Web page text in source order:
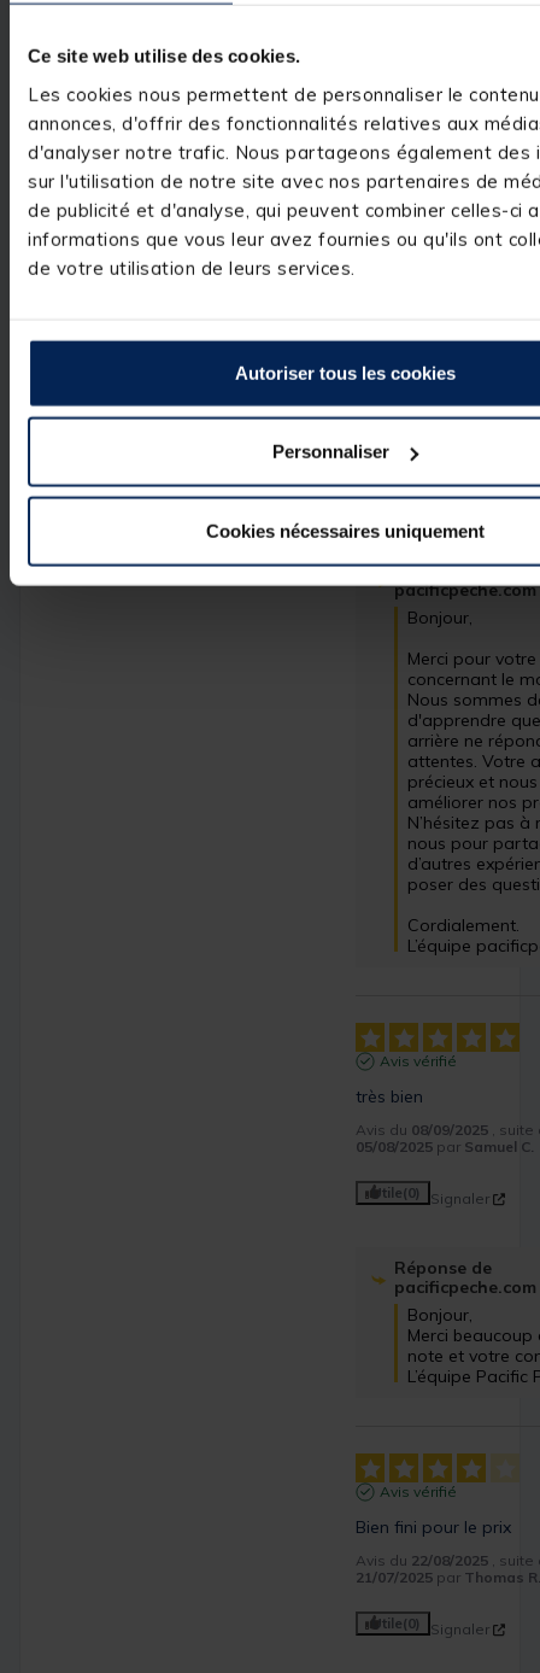
Ce site web utilise des cookies.
Les cookies nous permettent de personnaliser le
annonces, d'offrir des fonctionnalités relatives aux
d'analyser notre trafic. Nous partageons également des
sur l'utilisation de notre site avec nos partenaires de
de publicité et d'analyse, qui peuvent combiner celles-ci
informations que vous leur avez fournies ou qu'ils ont
de votre utilisation de leurs services.
Autoriser tous les cookies
Personnaliser
Cookies nécessaires uniquement
pas à revenir
pour toute
besoin
Cordialement.
L’équipe
En soit ce moulinet est
lors du desserrage,
05/09/2025
Utile(0) Signaler
Réponse de
pacificpeche.com
Bonjour,
Merci pour
concernant le
Nous sommes
d'apprendre
arrière ne
attentes. Votre
précieux et
améliorer nos
N’hésitez pas à
nous pour
d’autres
poser des
Cordialement.
L’équipe
Avis vérifié
très bien
Avis du 08/09/2025 , suite
05/08/2025 par Samuel C.
Utile(0) Signaler
Réponse de
pacificpeche.com
Bonjour,
Merci beaucoup
note et votre
L’équipe Pacific
Avis vérifié
Bien fini pour le prix
Avis du 22/08/2025 , suite
21/07/2025 par Thomas
Utile(0) Signaler